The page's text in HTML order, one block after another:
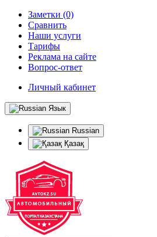
Заметки (0)
Сравнить
Наши услуги
Тарифы
Реклама на сайте
Вопрос-ответ
Личный кабинет
Язык
Russian
Қазақ